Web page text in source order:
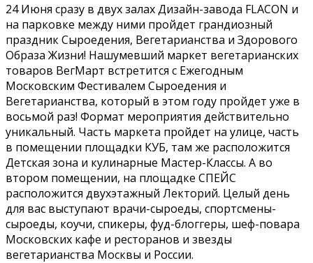
24 Июня сразу в двух залах Дизайн-завода FLACON и
на парковке между ними пройдет грандиозный
праздник Сыроедения, Вегетарианства и Здорового
Образа Жизни! Нашумевший маркет вегетарианских
товаров ВегМарт встретится с Ежегодным
Московским Фестивалем Сыроедения и
Вегетарианства, который в этом году пройдет уже в
восьмой раз! Формат мероприятия действительно
уникальный. Часть маркета пройдет на улице, часть
в помещении площадки КУБ, там же расположится
Детская зона и кулинарные Мастер-Классы. А во
втором помещении, на площадке СПЕЙС
расположится двухэтажный Лекторий. Целый день
для вас выступают врачи-сыроеды, спортсмены-
сыроеды, коучи, спикеры, фуд-блоггеры, шеф-повара
Московских кафе и ресторанов и звезды
вегетарианства Москвы и России.